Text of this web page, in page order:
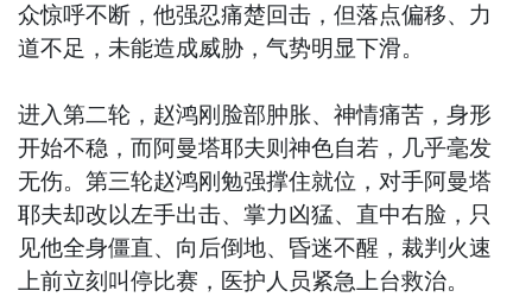
众惊呼不断，他强忍痛楚回击，但落点偏移、力
道不足，未能造成威胁，气势明显下滑。
进入第二轮，赵鸿刚脸部肿胀、神情痛苦，身形
开始不稳，而阿曼塔耶夫则神色自若，几乎毫发
无伤。第三轮赵鸿刚勉强撑住就位，对手阿曼塔
耶夫却改以左手出击、掌力凶猛、直中右脸，只
见他全身僵直、向后倒地、昏迷不醒，裁判火速
上前立刻叫停比赛，医护人员紧急上台救治。